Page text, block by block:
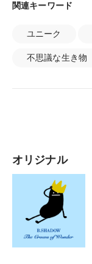
関連キーワード
ユニーク
不思議な生き物
オリジナル